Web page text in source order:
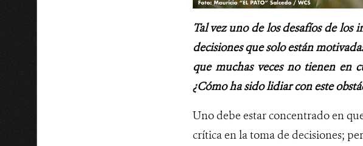
Tal vez uno de los desafíos de
decisiones que solo están
que muchas veces no tienen en
¿Cómo ha sido lidiar con este
Uno debe estar concentrado en
crítica en la toma de decisiones;